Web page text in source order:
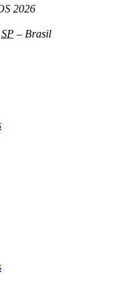
2026
SP – Brasil